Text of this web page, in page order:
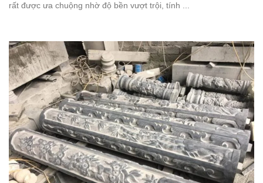
rất được ưa chuộng nhờ độ bền vượt trội, tính ...